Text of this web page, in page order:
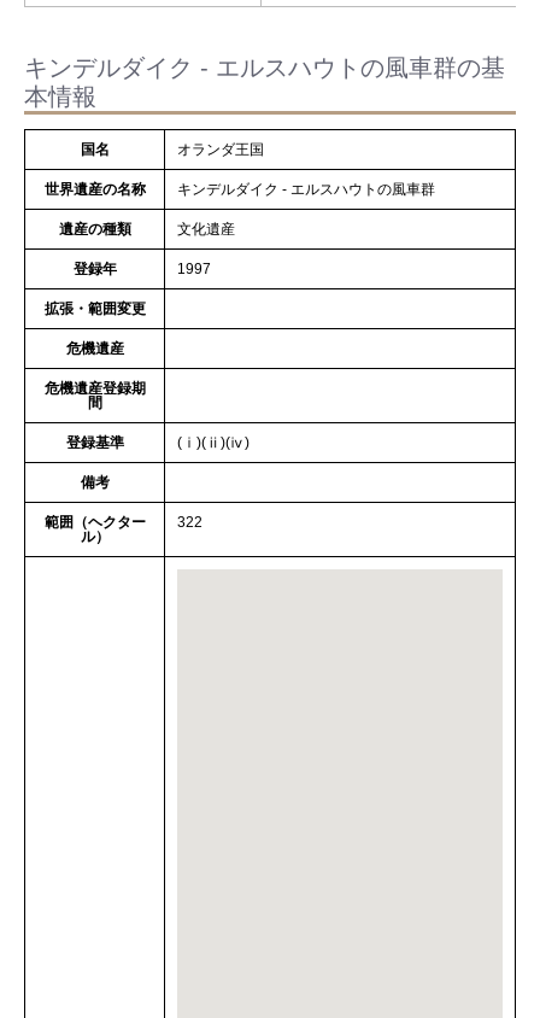
キンデルダイク ‐ エルスハウトの風車群の基
本情報
国名 オランダ王国
世界遺産の名称 キンデルダイク ‐ エルスハウトの風車群
遺産の種類 文化遺産
登録年 1997
拡張・範囲変更
危機遺産
危機遺産登録期
間
登録基準 (ⅰ)(ⅱ)(ⅳ)
備考
範囲（ヘクター
ル）
322